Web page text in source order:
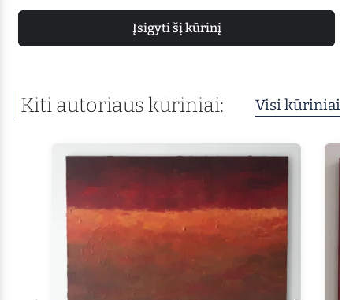
Įsigyti šį kūrinį
Kiti autoriaus kūriniai: Visi kūriniai